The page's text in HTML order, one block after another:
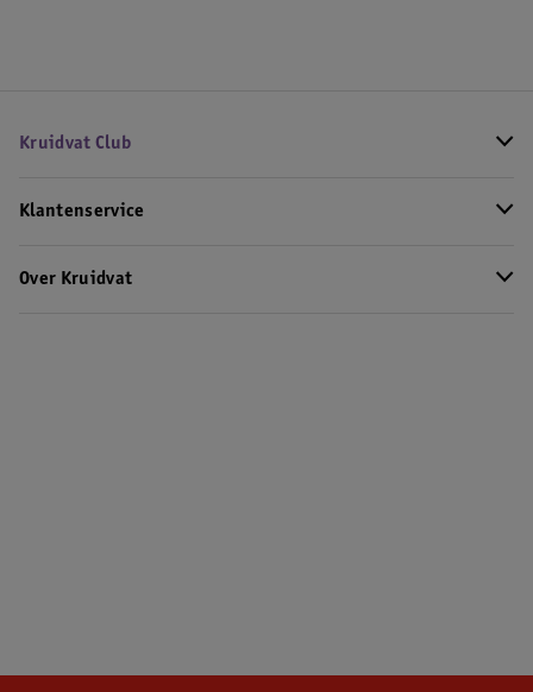
Kruidvat Club
Klantenservice
Over Kruidvat